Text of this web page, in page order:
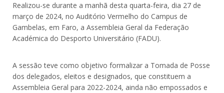
Realizou-se durante a manhã desta quarta-feira, dia 27 de
março de 2024, no Auditório Vermelho do Campus de
Gambelas, em Faro, a Assembleia Geral da Federação
Académica do Desporto Universitário (FADU).
A sessão teve como objetivo formalizar a Tomada de Posse
dos delegados, eleitos e designados, que constituem a
Assembleia Geral para 2022-2024, ainda não empossados e